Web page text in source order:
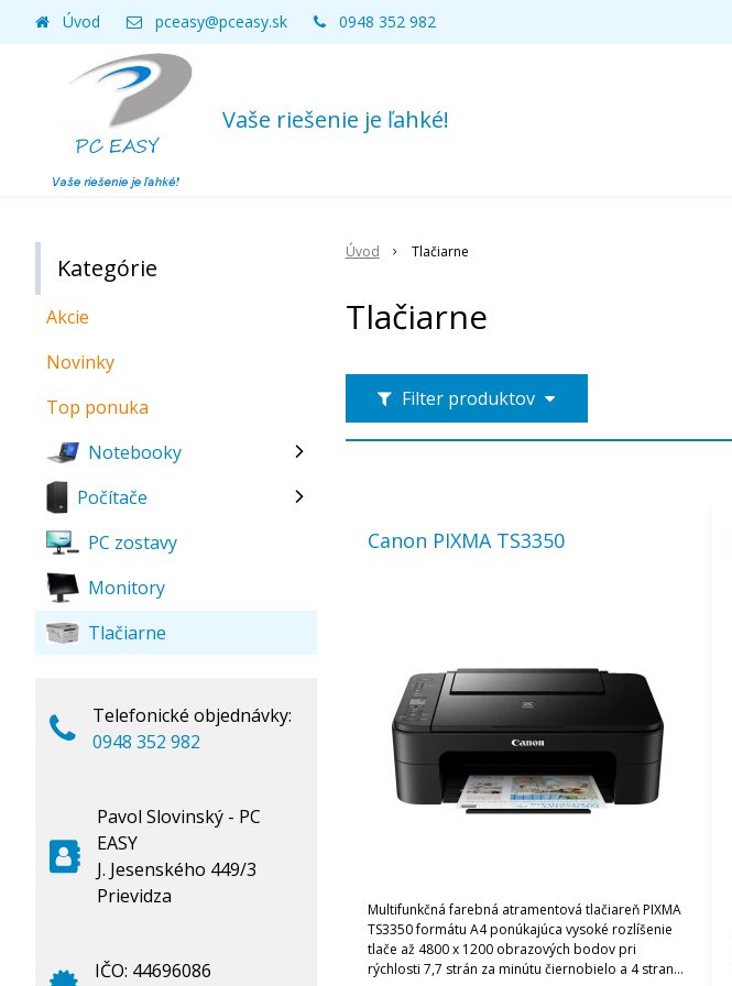
Vaše riešenie je ľahké!
Úvod pceasy@pceasy.sk 0948 352 982
Úvod Tlačiarne
Tlačiarne
Filter produktov
Canon PIXMA TS3350
Multifunkčná farebná atramentová tlačiareň PIXMA
TS3350 formátu A4 ponúkajúca vysoké rozlíšenie
tlače až 4800 x 1200 obrazových bodov pri
rýchlosti 7,7 strán za minútu čiernobielo a 4 strany
Kategórie
Akcie
Novinky
Top ponuka
Notebooky
Počítače
PC zostavy
Monitory
Tlačiarne
Telefonické objednávky:
0948 352 982
Pavol Slovinský - PC
EASY
J. Jesenského 449/3
Prievidza
IČO: 44696086